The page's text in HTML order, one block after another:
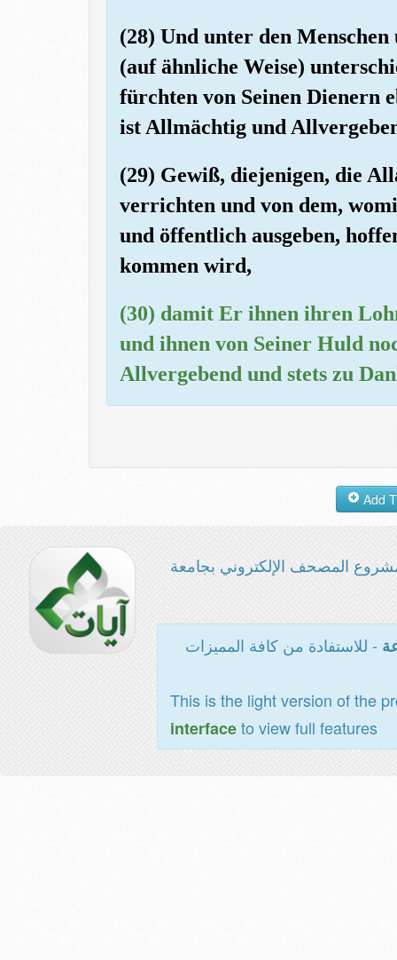
(28) Und unter den
(auf ähnliche Weise)
fürchten von Seinen Dienern
ist Allmächtig und
(29) Gewiß, diejenigen, die
verrichten und von dem,
und öffentlich ausgeben,
kommen wird,
(30) damit Er ihnen ihren
und ihnen von Seiner Huld
Allvergebend und stets zu
المصحف الإلكتروني بجامعة
- للاستفادة من كافة المميزات
This is the light version of the
interfaceto view full features